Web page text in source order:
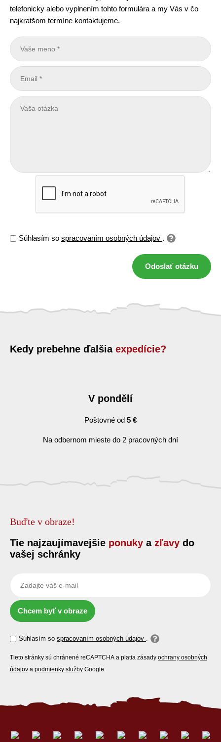
telefonicky alebo vyplnením tohto formulára a my Vás v čo
najkratšom termíne kontaktujeme.
Súhlasím so spracovaním osobných údajov .
Odoslať otázku
Kedy prebehne ďalšia expedície?
V pondělí
Poštovné od 5 €
Na odbernom mieste do 2 pracovných dní
Buďte v obraze!
Tie najzaujímavejšie ponuky a zľavy do
vašej schránky
Chcem byť v obraze
Súhlasím so spracovaním osobných údajov .
Tieto stránky sú chránené reCAPTCHA a platia zásady ochrany osobných
údajov a podmienky služby Google.